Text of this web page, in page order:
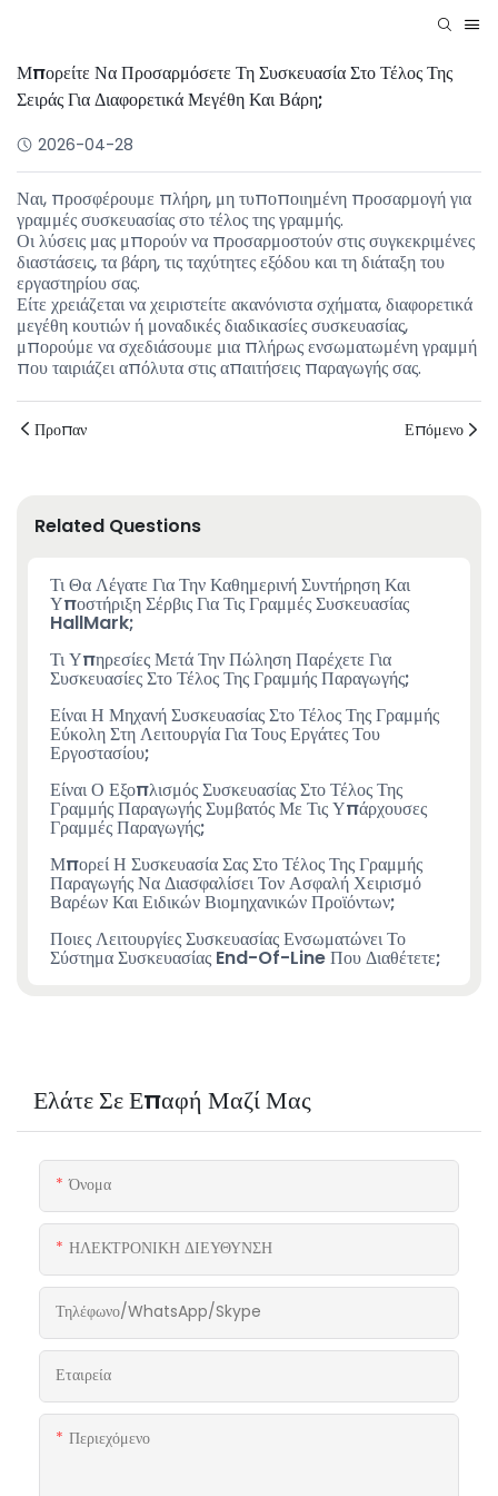
Μπορείτε Να Προσαρμόσετε Τη Συσκευασία Στο Τέλος Της
Σειράς Για Διαφορετικά Μεγέθη Και Βάρη;
2026-04-28
Ναι, προσφέρουμε πλήρη, μη τυποποιημένη προσαρμογή για
γραμμές συσκευασίας στο τέλος της γραμμής.
Οι λύσεις μας μπορούν να προσαρμοστούν στις συγκεκριμένες
διαστάσεις, τα βάρη, τις ταχύτητες εξόδου και τη διάταξη του
εργαστηρίου σας.
Είτε χρειάζεται να χειριστείτε ακανόνιστα σχήματα, διαφορετικά
μεγέθη κουτιών ή μοναδικές διαδικασίες συσκευασίας,
μπορούμε να σχεδιάσουμε μια πλήρως ενσωματωμένη γραμμή
που ταιριάζει απόλυτα στις απαιτήσεις παραγωγής σας.
Προπαν Επόμενο
Related Questions
Τι Θα Λέγατε Για Την Καθημερινή Συντήρηση Και
Υποστήριξη Σέρβις Για Τις Γραμμές Συσκευασίας
HallMark;
Τι Υπηρεσίες Μετά Την Πώληση Παρέχετε Για
Συσκευασίες Στο Τέλος Της Γραμμής Παραγωγής;
Είναι Η Μηχανή Συσκευασίας Στο Τέλος Της Γραμμής
Εύκολη Στη Λειτουργία Για Τους Εργάτες Του
Εργοστασίου;
Είναι Ο Εξοπλισμός Συσκευασίας Στο Τέλος Της
Γραμμής Παραγωγής Συμβατός Με Τις Υπάρχουσες
Γραμμές Παραγωγής;
Μπορεί Η Συσκευασία Σας Στο Τέλος Της Γραμμής
Παραγωγής Να Διασφαλίσει Τον Ασφαλή Χειρισμό
Βαρέων Και Ειδικών Βιομηχανικών Προϊόντων;
Ποιες Λειτουργίες Συσκευασίας Ενσωματώνει Το
Σύστημα Συσκευασίας End-Of-Line Που Διαθέτετε;
Ελάτε Σε Επαφή Μαζί Μας
Όνομα
ΗΛΕΚΤΡΟΝΙΚΗ ΔΙΕΥΘΥΝΣΗ
Τηλέφωνο/WhatsApp/Skype
Εταιρεία
Περιεχόμενο